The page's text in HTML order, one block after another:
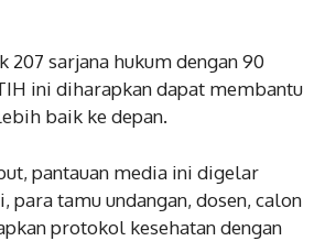
207 sarjana hukum dengan 90
ini diharapkan dapat membantu
baik ke depan.
pantauan media ini digelar
para tamu undangan, dosen, calon
protokol kesehatan dengan